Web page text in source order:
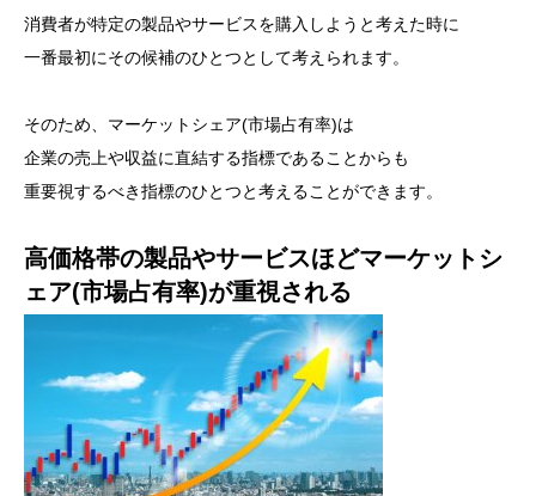
消費者が特定の製品やサービスを購入しようと考えた時に
一番最初にその候補のひとつとして考えられます。
そのため、マーケットシェア(市場占有率)は
企業の売上や収益に直結する指標であることからも
重要視するべき指標のひとつと考えることができます。
高価格帯の製品やサービスほどマーケットシ
ェア(市場占有率)が重視される